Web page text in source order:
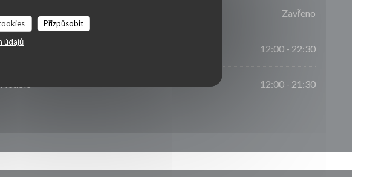
Přizpůsobit
údajů
Pon-St� Zavřeno
Čt-Sob 12:00 - 22:30
Neděle 12:00 - 21:30